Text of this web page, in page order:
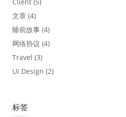
Client (5)
文章 (4)
睡前故事 (4)
网络协议 (4)
Travel (3)
UI Design (2)
标签